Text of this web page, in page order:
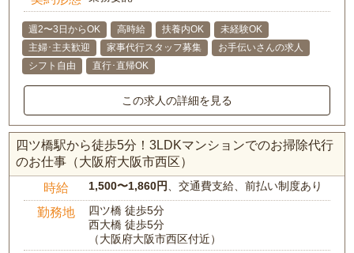
週2〜3日からOK 高時給 扶養内OK
未経験OK
主婦･主夫歓迎
家事代行スタッフ募集
お手伝いさんの求人
シフト自由
直行･直帰OK
この求人の詳細を見る
四ツ橋駅から徒歩5分！3LDKマンションでのお掃除代行
のお仕事（大阪府大阪市西区）
時給 1,500〜1,860円、交通費支給、前払い制度あり
勤務地
四ツ橋 徒歩5分
西大橋 徒歩5分
（大阪府大阪市西区付近）